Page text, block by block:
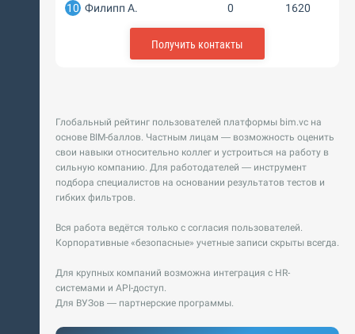
Глобальный рейтинг пользователей платформы bim.vc на
основе BIM-баллов. Частным лицам — возможность оценить
свои навыки относительно коллег и устроиться на работу в
сильную компанию. Для работодателей — инструмент
подбора специалистов на основании результатов тестов и
гибких фильтров.
Вся работа ведётся только с согласия пользователей.
Корпоративные «безопасные» учетные записи скрыты всегда.
Для крупных компаний возможна интеграция с HR-
системами и API-доступ.
Для ВУЗов — партнерские программы.
10 Филипп А. 0 1620
Получить контакты